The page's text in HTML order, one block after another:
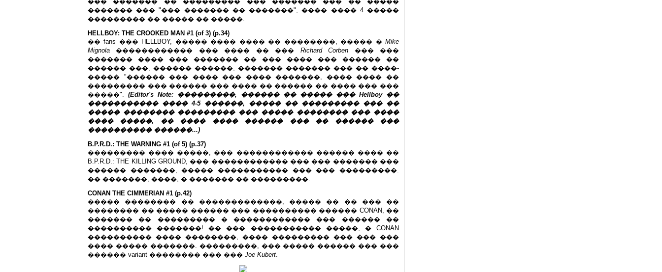
������� ��� "��� ������� �� �������", ���� ���� 4 �����
��������� �� ����� �� �����.
HELLBOY: THE CROOKED MAN #1 (of 3) (p.34)
�� fans ��� HELLBOY, ����� ���� ���� �� ��������, ����� � Mike
Mignola ������������ ��� ���� �� ��� Richard Corben ��� ���
������� ���� ��� ������� �� ��� ���� ��� ������ ��
������ ���, ������ ������, ������� ������� ��� �� ����-
����� "������ ��� ���� ��� ���� �������, ���� ���� ��
��������� ��� ������ ��� ���� �� ������ �� ���� ��� ���
�����". (Editor's Note: ���������, ������ �� ����� ��� Hellboy ��
����������� ���� 4-5 ������, ����� �� ��������� ��� ��
����� �������� ��������� ��� ����� �������� ��� ����
���� �����, �� ���� ���� ������ ��� �� ������ ���
���������� ������...)
B.P.R.D.: THE WARNING #1 (of 5) (p.37)
��������� ���� �����, ��� ������������ ������ ���� ��
B.P.R.D.: THE KILLING GROUND, ��� ������������ ��� ��� ������� ���
������ �������, ����� ����������� ��� ��� ���������.
�� �������, ����, � ������� �� ���������.
CONAN THE CIMMERIAN #1 (p.42)
����� �������� �� �������������, ����� �� �� ��� ��
�������� �� ����� ������ ��� ���������� ������ CONAN, ��
������� �� ��������� � ������������ ��� ������ ��
���������� �������! �� ��� ����������� �����, � CONAN
���������� ���� ��������, ���� ��������� ��� ��� ���
���� ����� �������. ���������, ��� ����� ������ ��� ���
������ variant �������� ��� ��� Joe Kubert.